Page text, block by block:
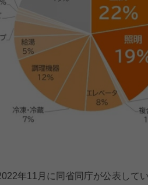
年11月に同省同庁が公表して